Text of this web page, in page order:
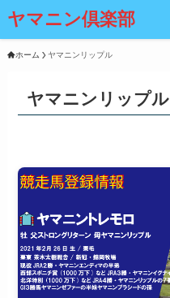
ヤマニン倶楽部
ホーム ヤマニンリップル
ヤマニンリップル